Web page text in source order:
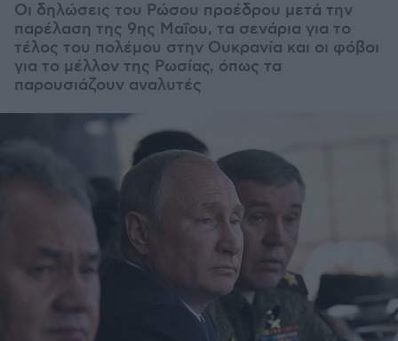
Οι δηλώσεις του Ρώσου προέδρου μετά την
παρέλαση της 9ης Μαΐου, τα σενάρια για το
τέλος του πολέμου στην Ουκρανία και οι φόβοι
για το μέλλον της Ρωσίας, όπως τα
παρουσιάζουν αναλυτές